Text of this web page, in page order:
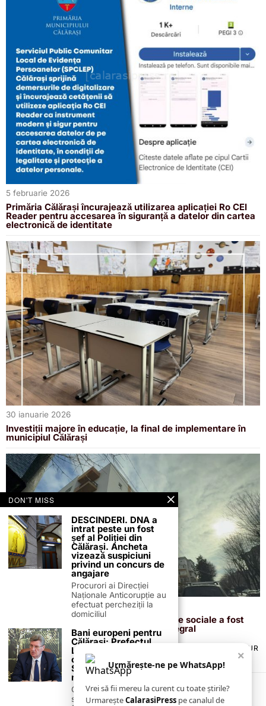
5 februarie 2026
Primăria Călărași încurajează utilizarea aplicației Ro CEI
Reader pentru accesarea în siguranță a datelor din cartea
electronică de identitate
30 ianuarie 2026
Investiții majore în educație, la final de implementare în
municipiul Călărași
Primarul Marius Dulce: blocul de locuințe sociale a fost
finalizat, iar zona va fi modernizată integral
TERMENI ȘI CONDIȚII
POLITICA DE ANULARE & RETUR
PUBLICITATE ONLINE & TIPĂRITĂ
CONTACT
ZIARUL ANUNȚUL CĂLĂRĂȘEAN
×
Urmărește-ne pe WhatsApp!
Vrei să fii mereu la curent cu toate știrile?
UrmareșteCalarasiPress pe canalul de
DON'T MISS
DESCINDERI. DNA a
intrat peste un fost
șef al Poliției din
Călărași. Ancheta
vizează suspiciuni
privind un concurs de
angajare
Procurori ai Direcției
Naționale Anticorupție au
efectuat percheziții la
domiciliul
Bani europeni pentru
Călărași: Prefectul
Laurențiu State anunță
colaborarea cu ADR
Sud-Muntenia pentru
noi finanțări
Călărașul se pregătește
să intre pe harta